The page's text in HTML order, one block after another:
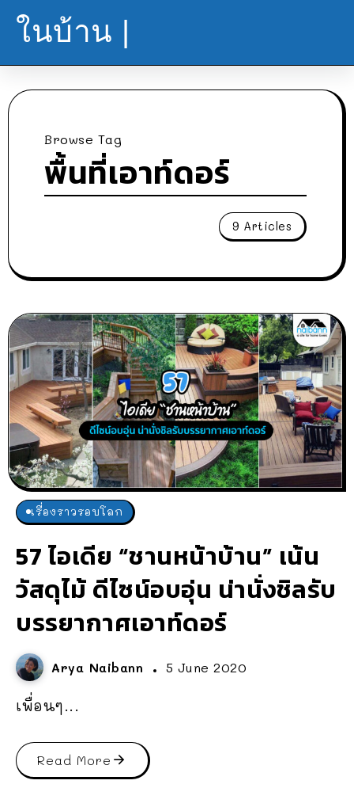
ในบ้าน |
Browse Tag
พื้นที่เอาท์ดอร์
9 Articles
เรื่องราวรอบโลก
57 ไอเดีย “ชานหน้าบ้าน” เน้น
วัสดุไม้ ดีไซน์อบอุ่น น่านั่งชิลรับ
บรรยากาศเอาท์ดอร์
Arya Naibann 5 June 2020
เพื่อนๆ...
Read More